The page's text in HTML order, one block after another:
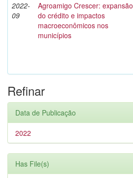
2022-
09
Agroamigo Crescer: expansão
do crédito e impactos
macroeconômicos nos
municípios
Refinar
Data de Publicação
2022
Has File(s)